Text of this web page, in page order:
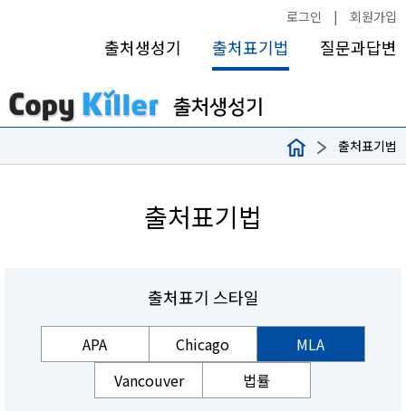
로그인 | 회원가입
출처생성기 출처표기법 질문과답변
출처표기법
출처표기법
출처표기 스타일
APA Chicago
MLA
Vancouver
법률